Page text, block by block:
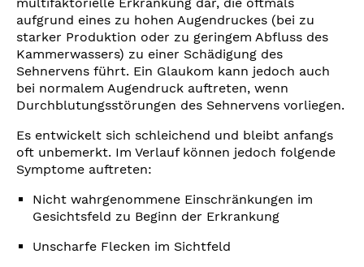
aufgrund eines zu hohen Augendruckes (bei zu
starker Produktion oder zu geringem Abfluss des
Kammerwassers) zu einer Schädigung des
Sehnervens führt. Ein Glaukom kann jedoch auch
bei normalem Augendruck auftreten, wenn
Durchblutungsstörungen des Sehnervens vorliegen.
Es entwickelt sich schleichend und bleibt anfangs
oft unbemerkt. Im Verlauf können jedoch folgende
Symptome auftreten:
Nicht wahrgenommene Einschränkungen im
Gesichtsfeld zu Beginn der Erkrankung
Unscharfe Flecken im Sichtfeld